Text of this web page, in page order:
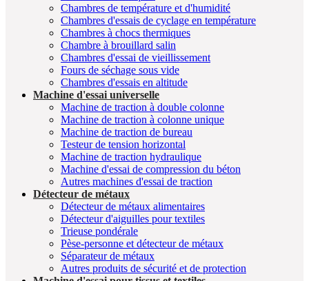
Chambres de température et d'humidité
Chambres d'essais de cyclage en température
Chambres à chocs thermiques
Chambre à brouillard salin
Chambres d'essai de vieillissement
Fours de séchage sous vide
Chambres d'essais en altitude
Machine d'essai universelle
Machine de traction à double colonne
Machine de traction à colonne unique
Machine de traction de bureau
Testeur de tension horizontal
Machine de traction hydraulique
Machine d'essai de compression du béton
Autres machines d'essai de traction
Détecteur de métaux
Détecteur de métaux alimentaires
Détecteur d'aiguilles pour textiles
Trieuse pondérale
Pèse-personne et détecteur de métaux
Séparateur de métaux
Autres produits de sécurité et de protection